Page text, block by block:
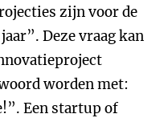
zijn voor de
Deze vraag kan
worden met:
Een startup of